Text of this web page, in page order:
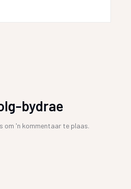
bydrae
om 'n kommentaar te plaas.